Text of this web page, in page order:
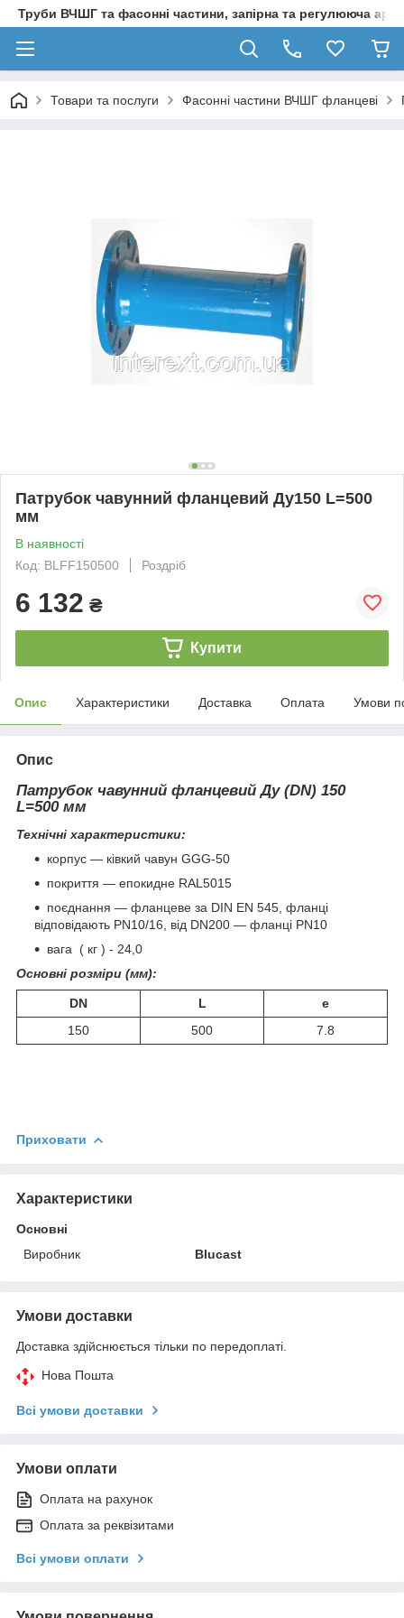
Труби ВЧШГ та фасонні частини, запірна та регулююча
Товари та послуги Фасонні частини ВЧШГ фланцеві
Патрубок чавунний фланцевий Ду150 L=500
мм
В наявності
Код: BLFF150500
Роздріб
6 132 ₴
Купити
Опис Характеристики Доставка Оплата Умови
Опис
Патрубок чавунний фланцевий Ду (DN) 150
L=500 мм
Технічні характеристики:
корпус — ківкий чавун GGG-50
покриття — епокидне RAL5015
поєднання — фланцеве за DIN EN 545, фланці
відповідають PN10/16, від DN200 — фланці PN10
вага ( кг ) - 24,0
Основні розміри (мм):
DN L
e
150
500 7.8
Приховати
Характеристики
Основні
Виробник
Blucast
Умови доставки
Доставка здійснюється тільки по передоплаті.
Нова Пошта
Всі умови доставки
Умови оплати
Оплата на рахунок
Оплата за реквізитами
Всі умови оплати